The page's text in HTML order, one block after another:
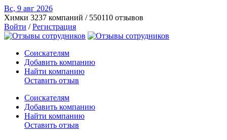
Вс, 9 авг 2026
Химки 3237 компаний / 550110 отзывов
Войти /Регистрация
Соискателям
Добавить компанию
Найти компанию
Оставить отзыв
Соискателям
Добавить компанию
Найти компанию
Оставить отзыв